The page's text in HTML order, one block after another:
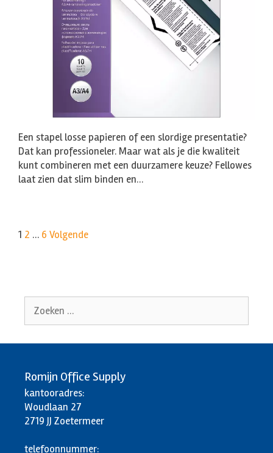
Een stapel losse papieren of een slordige presentatie?
Dat kan professioneler. Maar wat als je die kwaliteit
kunt combineren met een duurzamere keuze? Fellowes
laat zien dat slim binden en…
1 2 … 6 Volgende
naar:
Romijn Office Supply
kantooradres:
Woudlaan 27
2719 JJ Zoetermeer
telefoonnummer: